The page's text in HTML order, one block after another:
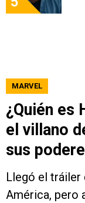
MARVEL
¿Quién es
el villano
sus
Llegó el tráiler
América, pero